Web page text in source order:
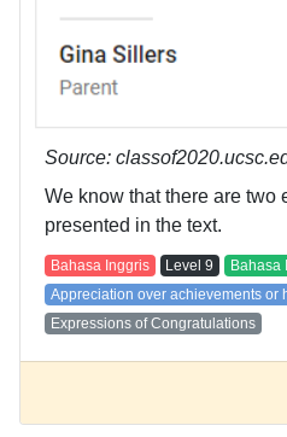
Source:
We know that there are two
presented in the text.
Bahasa Inggris Level 9
Bahasa
Appreciation over achievements or
Expressions of Congratulations